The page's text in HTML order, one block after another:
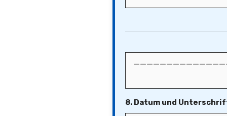
8. Datum und